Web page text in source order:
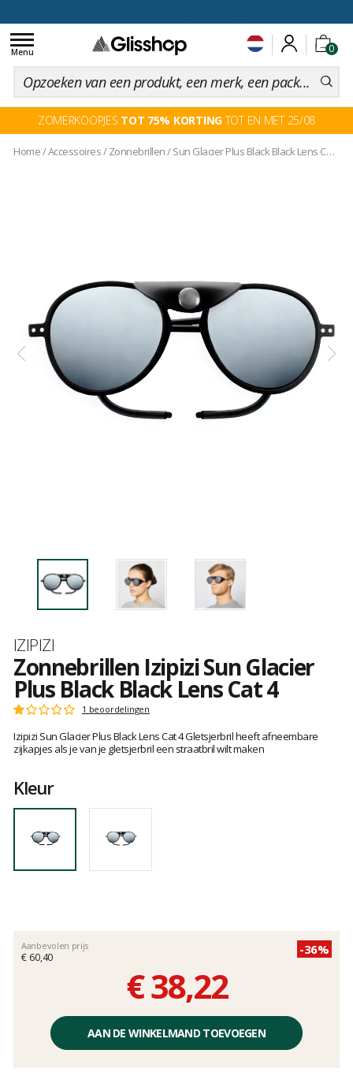
0
Toggle
navigation
Menu
ZOMERKOOPJES TOT 75% KORTINGTOT EN MET 25/08
Home/Accessoires/Zonnebrillen/Sun Glacier Plus Black Black Lens Cat 4
Merk
IZIPIZI
Zonnebrillen Izipizi Sun Glacier
Plus Black Black Lens Cat 4
Het
van
klanten
Score
:
1
op
1 beoordelingen
Izipizi Sun Glacier Plus Black Lens Cat 4 Gletsjerbril heeft afneembare
zijkapjes als je van je gletsjerbril een straatbril wilt maken
Kleur
Aanbevolen prijs
€ 60,40
-36%
€ 38,22
Éénheidsprijs,
AAN DE WINKELMAND TOEVOEGEN